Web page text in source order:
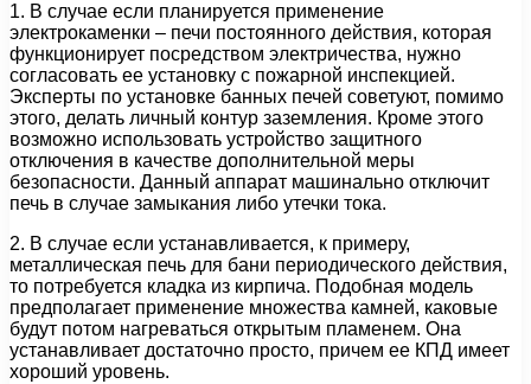
1. В случае если планируется применение
электрокаменки – печи постоянного действия, которая
функционирует посредством электричества, нужно
согласовать ее установку с пожарной инспекцией.
Эксперты по установке банных печей советуют, помимо
этого, делать личный контур заземления. Кроме этого
возможно использовать устройство защитного
отключения в качестве дополнительной меры
безопасности. Данный аппарат машинально отключит
печь в случае замыкания либо утечки тока.
2. В случае если устанавливается, к примеру,
металлическая печь для бани периодического действия,
то потребуется кладка из кирпича. Подобная модель
предполагает применение множества камней, каковые
будут потом нагреваться открытым пламенем. Она
устанавливает достаточно просто, причем ее КПД имеет
хороший уровень.